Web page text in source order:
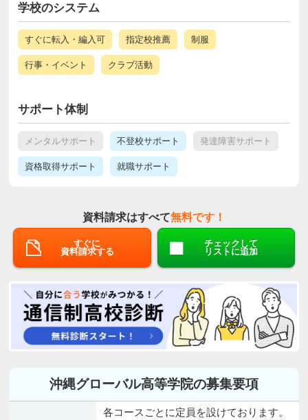
学校のシステム
すぐに転入・編入可 指定校推薦 制服
行事・イベント クラブ活動
サポート体制
メンタルサポート 不登校サポート 発達障害サポート
資格取得サポート 就職サポート
資料請求はすべて無料です！
すぐに
資料請求する
チェックして
リストに追加
沖縄グローバル高等学院の募集要項
各コースごとに定員を設けております。